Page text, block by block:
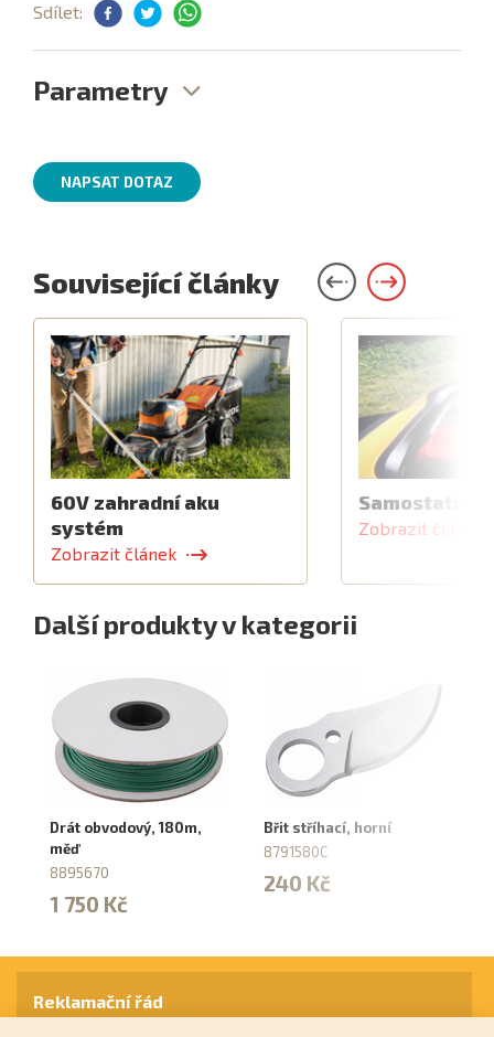
Sdílet:
Parametry
NAPSAT DOTAZ
Související články
60V zahradní aku
systém
Zobrazit článek
Samostatný
Zobrazit článek
Další produkty v kategorii
Drát obvodový, 180m,
měď
8895670
1 750 Kč
Břit stříhací, horní
8791580C
240 Kč
Reklamační řád